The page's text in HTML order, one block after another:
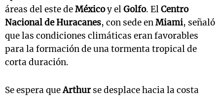
áreas del este deMéxicoy elGolfo. ElCentro
Nacional de Huracanes, con sede enMiami, señaló
que las condiciones climáticas eran favorables
para la formación de una tormenta tropical de
corta duración.
Se espera queArthurse desplace hacia la costa